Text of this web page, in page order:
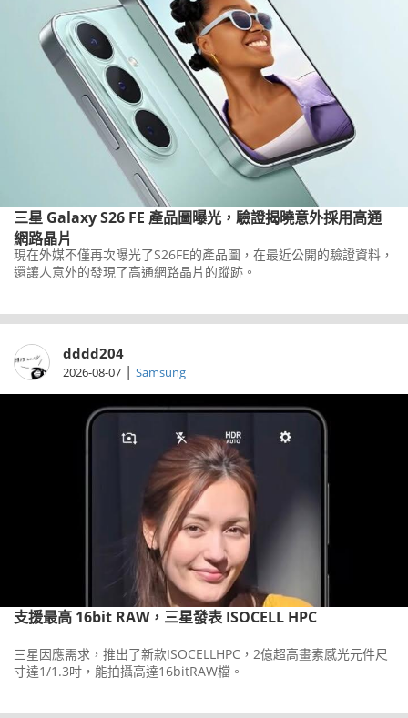
三星 Galaxy S26 FE 產品圖曝光，驗證揭曉意外採用高通
網路晶片
現在外媒不僅再次曝光了S26FE的產品圖，在最近公開的驗證資料，
還讓人意外的發現了高通網路晶片的蹤跡。
dddd204
2026-08-07 | Samsung
支援最高 16bit RAW，三星發表 ISOCELL HPC
三星因應需求，推出了新款ISOCELLHPC，2億超高畫素感光元件尺
寸達1/1.3吋，能拍攝高達16bitRAW檔。